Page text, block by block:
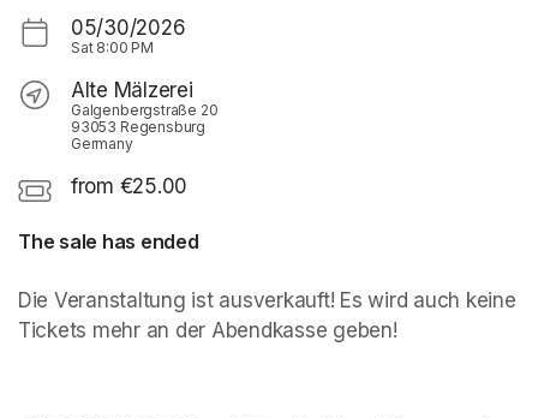
05/30/2026
Sat 8:00 PM
Alte Mälzerei
Galgenbergstraße 20
93053 Regensburg
Germany
from €25.00
The sale has ended
Die Veranstaltung ist ausverkauft! Es wird auch keine
Tickets mehr an der Abendkasse geben!